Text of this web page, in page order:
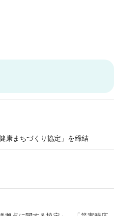
康まちづくり協定」を締結